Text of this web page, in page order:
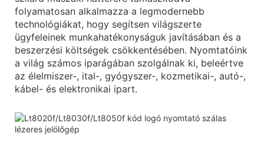
folyamatosan alkalmazza a legmodernebb
technológiákat, hogy segítsen világszerte
ügyfeleinek munkahatékonyságuk javításában és a
beszerzési költségek csökkentésében. Nyomtatóink
a világ számos iparágában szolgálnak ki, beleértve
az élelmiszer-, ital-, gyógyszer-, kozmetikai-, autó-,
kábel- és elektronikai ipart.